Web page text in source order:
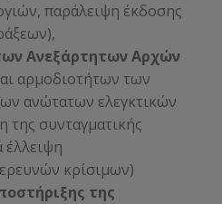
παράλειψη έκδοσης
Ανεξάρτητων Αρχών
αρμοδιοτήτων των
ανώτατων ελεγκτικών
συνταγματικής
έλλειψη
κρίσιμων)
της